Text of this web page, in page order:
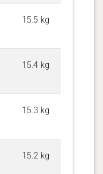
15.5 kg
15.4 kg
15.3 kg
15.2 kg